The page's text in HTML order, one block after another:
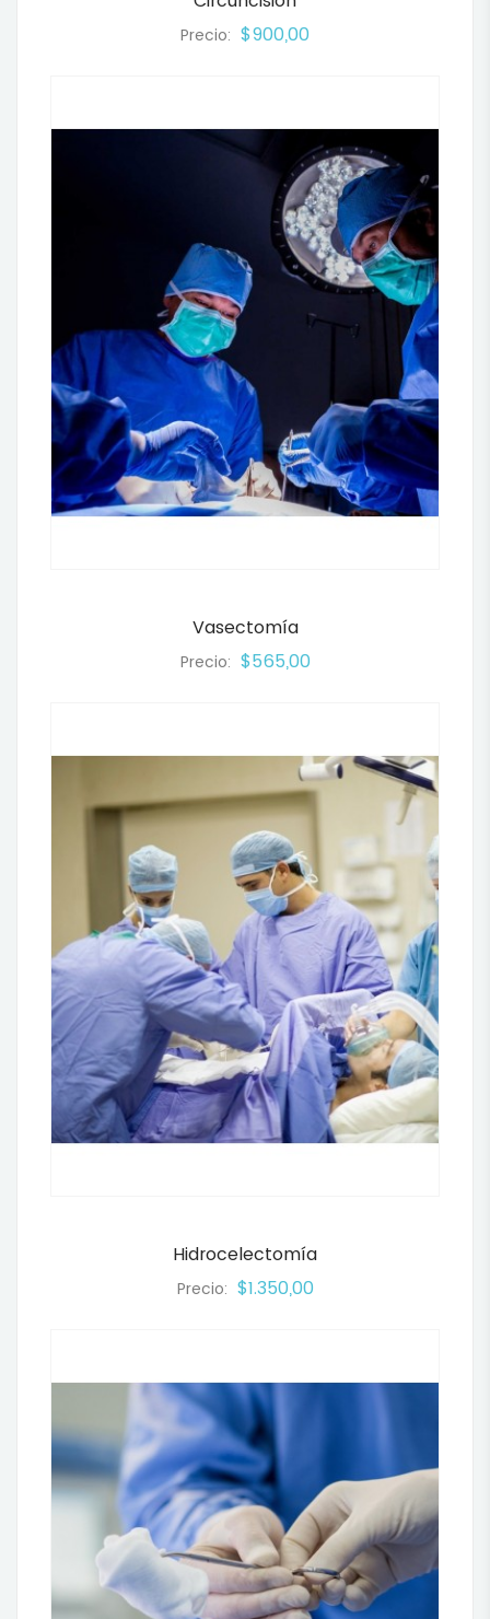
Precio: $900,00
Vasectomía
Precio: $565,00
Hidrocelectomía
Precio: $1.350,00